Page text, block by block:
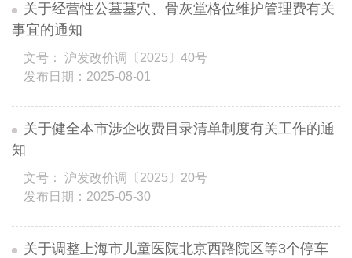
关于经营性公墓墓穴、骨灰堂格位维护管理费有关
事宜的通知
文号： 沪发改价调〔2025〕40号
发布日期：2025-08-01
关于健全本市涉企收费目录清单制度有关工作的通
知
文号： 沪发改价调〔2025〕20号
发布日期：2025-05-30
关于调整上海市儿童医院北京西路院区等3个停车